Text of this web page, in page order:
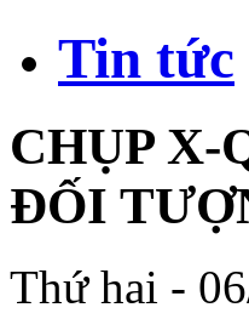
Tin tức
CHỤP X-
ĐỐI
Thứ hai -